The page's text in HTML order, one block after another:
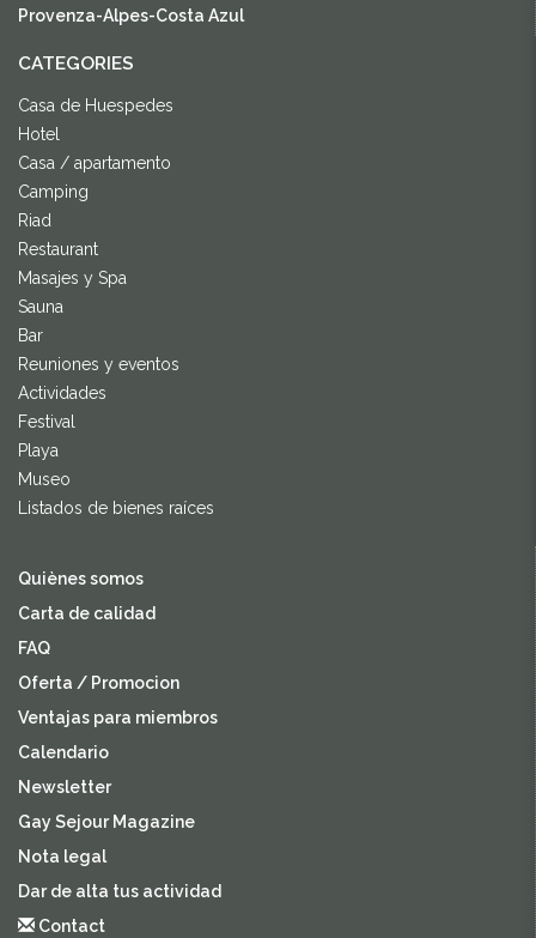
Provenza-Alpes-Costa Azul
CATEGORIES
Casa de Huespedes
Hotel
Casa / apartamento
Camping
Riad
Restaurant
Masajes y Spa
Sauna
Bar
Reuniones y eventos
Actividades
Festival
Playa
Museo
Listados de bienes raíces
Quiènes somos
Carta de calidad
FAQ
Oferta / Promocion
Ventajas para miembros
Calendario
Newsletter
Gay Sejour Magazine
Nota legal
Dar de alta tus actividad
Contact